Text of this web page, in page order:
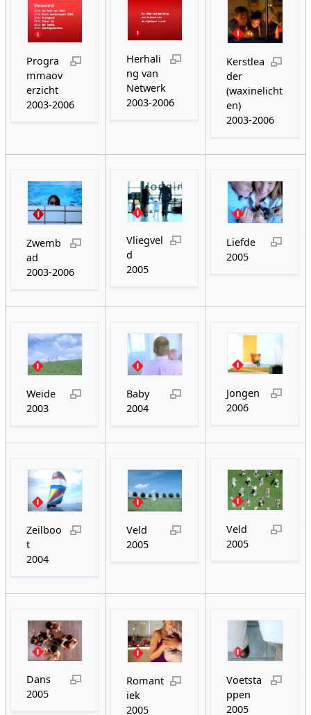
Progra
mmaov
erzicht
2003-2006
Herhali
ng van
Netwerk
2003-2006
Kerstlea
der
(waxinelicht
en)
2003-2006
Zwemb
ad
2003-2006
Vliegvel
d
2005
Liefde
2005
Weide
2003
Baby
2004
Jongen
2006
Zeilboo
t
2004
Veld
2005
Veld
2005
Dans
2005
Romant
iek
2005
Voetsta
ppen
2005